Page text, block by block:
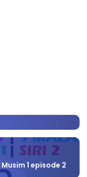
1 episode 2